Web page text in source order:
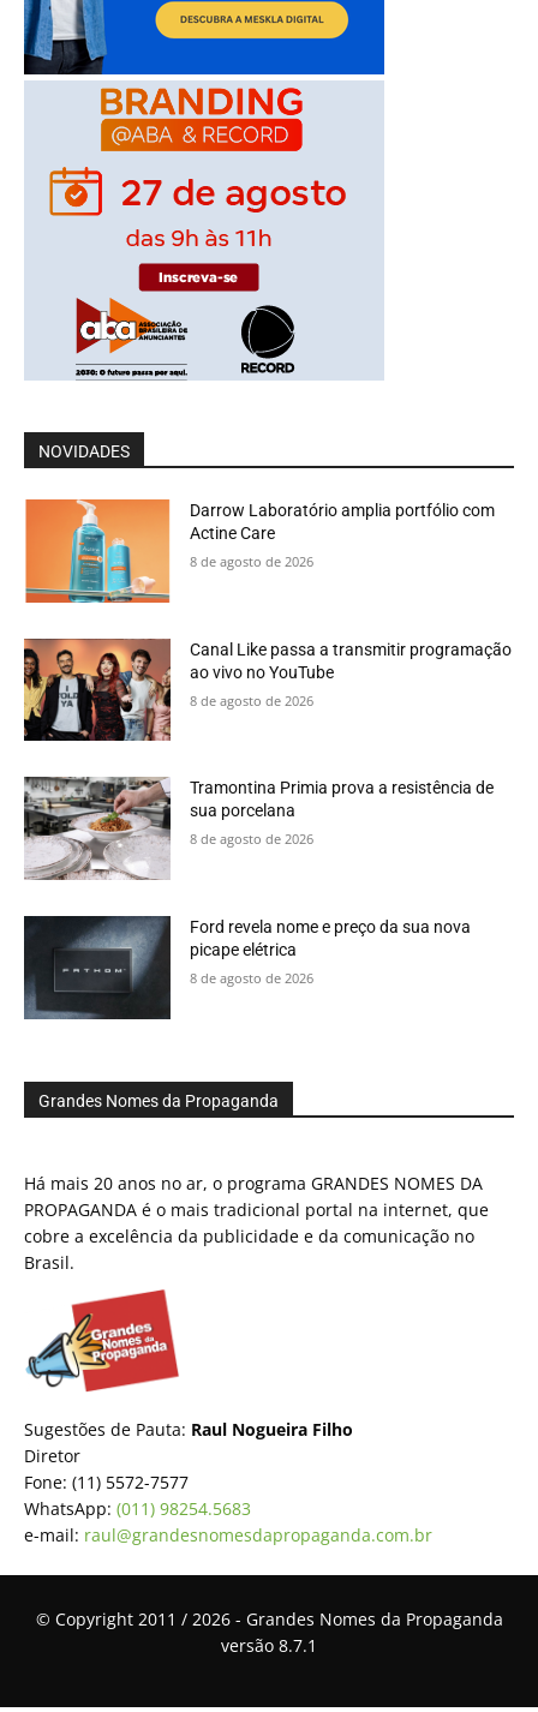
NOVIDADES
Darrow Laboratório amplia portfólio com
Actine Care
8 de agosto de 2026
Canal Like passa a transmitir programação
ao vivo no YouTube
8 de agosto de 2026
Tramontina Primia prova a resistência de
sua porcelana
8 de agosto de 2026
Ford revela nome e preço da sua nova
picape elétrica
8 de agosto de 2026
Grandes Nomes da Propaganda
Há mais 20 anos no ar, o programa GRANDES NOMES DA
PROPAGANDA é o mais tradicional portal na internet, que
cobre a excelência da publicidade e da comunicação no
Brasil.
Sugestões de Pauta: Raul Nogueira Filho
Diretor
Fone: (11) 5572-7577
WhatsApp: (011) 98254.5683
e-mail: raul@grandesnomesdapropaganda.com.br
© Copyright 2011 / 2026 - Grandes Nomes da Propaganda
versão 8.7.1